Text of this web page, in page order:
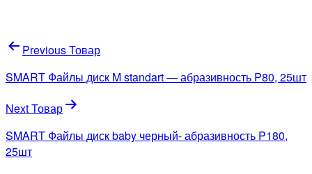
Навигация
по
записям
Previous Товар
SMART Файлы диск M standart — абразивность P80, 25шт
Next Товар
SMART Файлы диск baby черный- абразивность P180,
25шт